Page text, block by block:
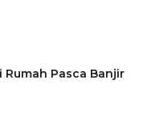
Pasca Banjir